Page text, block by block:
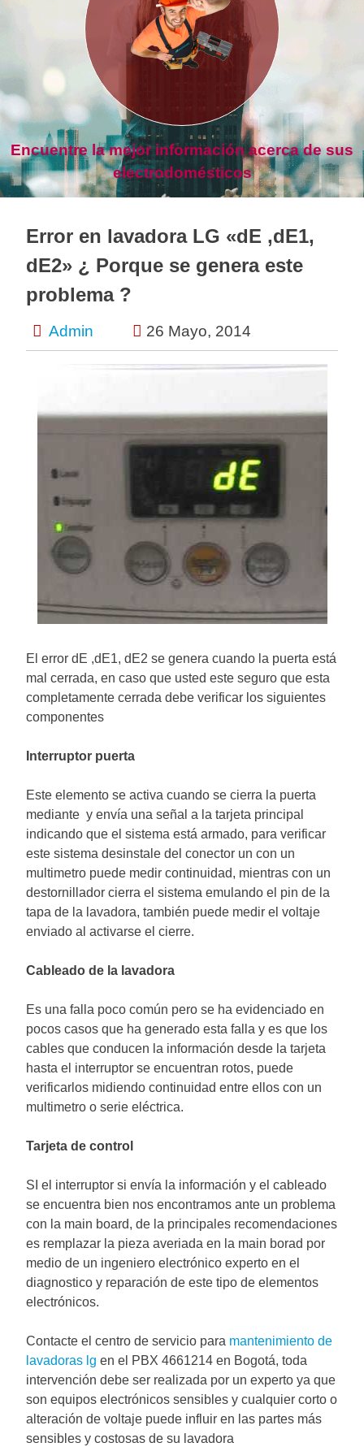
Encuentre la mejor información acerca de sus
electrodomésticos
Error en lavadora LG «dE ,dE1,
dE2» ¿ Porque se genera este
problema ?
Admin 26 Mayo, 2014
El error dE ,dE1, dE2 se genera cuando la puerta está
mal cerrada, en caso que usted este seguro que esta
completamente cerrada debe verificar los siguientes
componentes
Interruptor puerta
Este elemento se activa cuando se cierra la puerta
mediante y envía una señal a la tarjeta principal
indicando que el sistema está armado, para verificar
este sistema desinstale del conector un con un
multimetro puede medir continuidad, mientras con un
destornillador cierra el sistema emulando el pin de la
tapa de la lavadora, también puede medir el voltaje
enviado al activarse el cierre.
Cableado de la lavadora
Es una falla poco común pero se ha evidenciado en
pocos casos que ha generado esta falla y es que los
cables que conducen la información desde la tarjeta
hasta el interruptor se encuentran rotos, puede
verificarlos midiendo continuidad entre ellos con un
multimetro o serie eléctrica.
Tarjeta de control
SI el interruptor si envía la información y el cableado
se encuentra bien nos encontramos ante un problema
con la main board, de la principales recomendaciones
es remplazar la pieza averiada en la main borad por
medio de un ingeniero electrónico experto en el
diagnostico y reparación de este tipo de elementos
electrónicos.
Contacte el centro de servicio para mantenimiento de
lavadoras lg en el PBX 4661214 en Bogotá, toda
intervención debe ser realizada por un experto ya que
son equipos electrónicos sensibles y cualquier corto o
alteración de voltaje puede influir en las partes más
sensibles y costosas de su lavadora